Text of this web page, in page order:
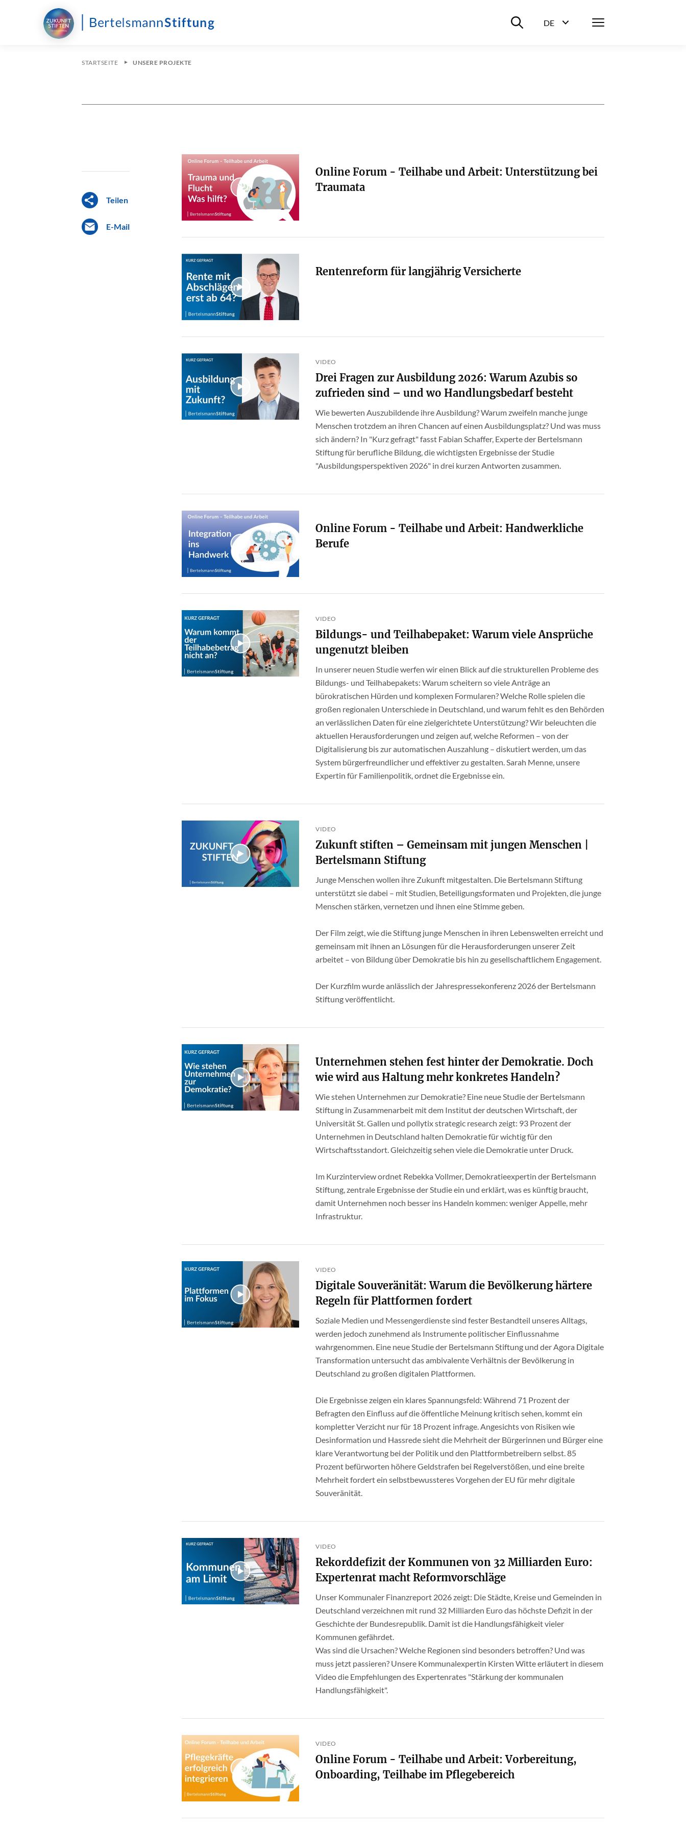
Suche ein-/ausblenden
DE
Menü
STARTSEITE UNSERE PROJEKTE
Teilen
E-Mail
Online Forum - Teilhabe und Arbeit: Unterstützung bei
Traumata
Rentenreform für langjährig Versicherte
VIDEO
Drei Fragen zur Ausbildung 2026: Warum Azubis so
zufrieden sind – und wo Handlungsbedarf besteht
Wie bewerten Auszubildende ihre Ausbildung? Warum zweifeln manche junge
Menschen trotzdem an ihren Chancen auf einen Ausbildungsplatz? Und was muss
sich ändern? In "Kurz gefragt" fasst Fabian Schaffer, Experte der Bertelsmann
Stiftung für berufliche Bildung, die wichtigsten Ergebnisse der Studie
"Ausbildungsperspektiven 2026" in drei kurzen Antworten zusammen.
Online Forum - Teilhabe und Arbeit: Handwerkliche
Berufe
VIDEO
Bildungs- und Teilhabepaket: Warum viele Ansprüche
ungenutzt bleiben
In unserer neuen Studie werfen wir einen Blick auf die strukturellen Probleme des
Bildungs- und Teilhabepakets: Warum scheitern so viele Anträge an
bürokratischen Hürden und komplexen Formularen? Welche Rolle spielen die
großen regionalen Unterschiede in Deutschland, und warum fehlt es den Behörden
an verlässlichen Daten für eine zielgerichtete Unterstützung? Wir beleuchten die
aktuellen Herausforderungen und zeigen auf, welche Reformen – von der
Digitalisierung bis zur automatischen Auszahlung – diskutiert werden, um das
System bürgerfreundlicher und effektiver zu gestalten. Sarah Menne, unsere
Expertin für Familienpolitik, ordnet die Ergebnisse ein.
VIDEO
Zukunft stiften – Gemeinsam mit jungen Menschen |
Bertelsmann Stiftung
Junge Menschen wollen ihre Zukunft mitgestalten. Die Bertelsmann Stiftung
unterstützt sie dabei – mit Studien, Beteiligungsformaten und Projekten, die junge
Menschen stärken, vernetzen und ihnen eine Stimme geben.
Der Film zeigt, wie die Stiftung junge Menschen in ihren Lebenswelten erreicht und
gemeinsam mit ihnen an Lösungen für die Herausforderungen unserer Zeit
arbeitet – von Bildung über Demokratie bis hin zu gesellschaftlichem Engagement.
Der Kurzfilm wurde anlässlich der Jahrespressekonferenz 2026 der Bertelsmann
Stiftung veröffentlicht.
Unternehmen stehen fest hinter der Demokratie. Doch
wie wird aus Haltung mehr konkretes Handeln?
Wie stehen Unternehmen zur Demokratie? Eine neue Studie der Bertelsmann
Stiftung in Zusammenarbeit mit dem Institut der deutschen Wirtschaft, der
Universität St. Gallen und pollytix strategic research zeigt: 93 Prozent der
Unternehmen in Deutschland halten Demokratie für wichtig für den
Wirtschaftsstandort. Gleichzeitig sehen viele die Demokratie unter Druck.
Im Kurzinterview ordnet Rebekka Vollmer, Demokratieexpertin der Bertelsmann
Stiftung, zentrale Ergebnisse der Studie ein und erklärt, was es künftig braucht,
damit Unternehmen noch besser ins Handeln kommen: weniger Appelle, mehr
Infrastruktur.
VIDEO
Digitale Souveränität: Warum die Bevölkerung härtere
Regeln für Plattformen fordert
Soziale Medien und Messengerdienste sind fester Bestandteil unseres Alltags,
werden jedoch zunehmend als Instrumente politischer Einflussnahme
wahrgenommen. Eine neue Studie der Bertelsmann Stiftung und der Agora Digitale
Transformation untersucht das ambivalente Verhältnis der Bevölkerung in
Deutschland zu großen digitalen Plattformen.
Die Ergebnisse zeigen ein klares Spannungsfeld: Während 71 Prozent der
Befragten den Einfluss auf die öffentliche Meinung kritisch sehen, kommt ein
kompletter Verzicht nur für 18 Prozent infrage. Angesichts von Risiken wie
Desinformation und Hassrede sieht die Mehrheit der Bürgerinnen und Bürger eine
klare Verantwortung bei der Politik und den Plattformbetreibern selbst. 85
Prozent befürworten höhere Geldstrafen bei Regelverstößen, und eine breite
Mehrheit fordert ein selbstbewussteres Vorgehen der EU für mehr digitale
Souveränität.
VIDEO
Rekorddefizit der Kommunen von 32 Milliarden Euro:
Expertenrat macht Reformvorschläge
Unser Kommunaler Finanzreport 2026 zeigt: Die Städte, Kreise und Gemeinden in
Deutschland verzeichnen mit rund 32 Milliarden Euro das höchste Defizit in der
Geschichte der Bundesrepublik. Damit ist die Handlungsfähigkeit vieler
Kommunen gefährdet.
Was sind die Ursachen? Welche Regionen sind besonders betroffen? Und was
muss jetzt passieren? Unsere Kommunalexpertin Kirsten Witte erläutert in diesem
Video die Empfehlungen des Expertenrates "Stärkung der kommunalen
Handlungsfähigkeit".
VIDEO
Online Forum - Teilhabe und Arbeit: Vorbereitung,
Onboarding, Teilhabe im Pflegebereich